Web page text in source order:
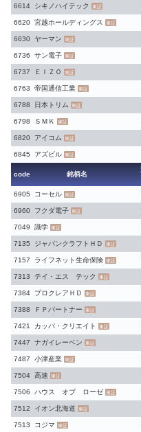
6614 シキノハイテック 東証
6620 宮越ホールディングス 東証
6630 ヤーマン 東証
6736 サン電子 東証
6737 ＥＩＺＯ 東証
6763 帝国通信工業 東証
6788 日本トリム 東証
6798 ＳＭＫ 東証
6820 アイコム 東証
6845 アズビル 東証
code 銘柄名
6905
コーセル 東証
6960 フクダ電子 東証
7049 識学 東証
7135 ジャパンクラフトＨＤ 東証
7157 ライフネット生命保険 東証
7313 テイ・エス テック 東証
7384 プロクレアＨＤ 東証
7388 ＦＰパートナー 東証
7421 カッパ・クリエイト 東証
7447 ナガイレーベン 東証
7487 小津産業 東証
7504 高速 東証
7506 ハウス オブ ローゼ 東証
7512 イオン北海道 東証
7513 コジマ 東証